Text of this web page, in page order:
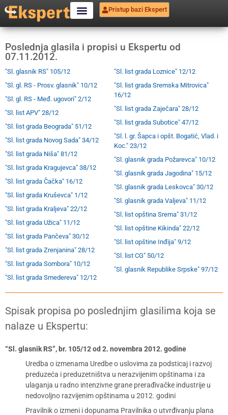
Pristup bazi Ekspert
Poslednja glasila i propisi u Ekspertu od
07.11.2012.
"Sl. glasnik RS" 105/12
"Sl. gl. RS - Prosv. glasnik" 10/12
"Sl. gl. RS - Međ. ugovori" 2/12
"Sl. list APV" 28/12
"Sl. list grada Beograda" 51/12
"Sl. list grada Novog Sada" 34/12
"Sl. list grada Niša" 81/12
"Sl. list grada Kragujevca" 38/12
"Sl. list grada Čačka" 16/12
"Sl. list grada Kruševca" 1/12
"Sl. list grada Kraljeva" 22/12
"Sl. list grada Užica" 11/12
"Sl. list grada Pančeva" 30/12
"Sl. list grada Zrenjanina" 28/12
"Sl. list grada Sombora" 10/12
"Sl. list grada Smedereva" 12/12
"Sl. list grada Loznice" 12/12
"Sl. list grada Sremska Mitrovica"
16/12
"Sl. list grada Zaječara" 28/12
"Sl. list grada Subotice" 47/12
"Sl. l. gr. Šapca i opšt. Bogatić, Vlad. i
Koc." 23/12
"Sl. glasnik grada Požarevca" 10/12
"Sl. glasnik grada Jagodina" 15/12
"Sl. glasnik grada Leskovca" 30/12
"Sl. glasnik grada Valjeva" 11/12
"Sl. list opština Srema" 31/12
"Sl. list opštine Kikinda" 22/12
"Sl. list opštine Inđija" 9/12
"Sl. list CG" 50/12
"Sl. glasnik Republike Srpske" 97/12
Spisak propisa po poslednjim glasilima koja se
nalaze u Ekspertu:
“Sl. glasnik RS”, br. 105/12 od 2. novembra 2012. godine
Uredba o izmenama Uredbe o uslovima za podsticaj i razvoj
preduzeća i preduzetništva u nerazvijenim opštinama i za
ulaganja u radno intenzivne grane prerađivačke industrije u
nedovoljno razvijenim opštinama u 2012. godini
Pravilnik o izmeni i dopunama Pravilnika o utvrđivanju plana